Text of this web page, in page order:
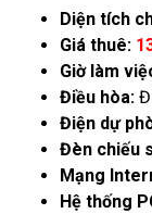
Diện tích
Giá thuê:
Giờ làm
Điều hòa:
Điện dự
Đèn chiếu
Mạng
Hệ thống